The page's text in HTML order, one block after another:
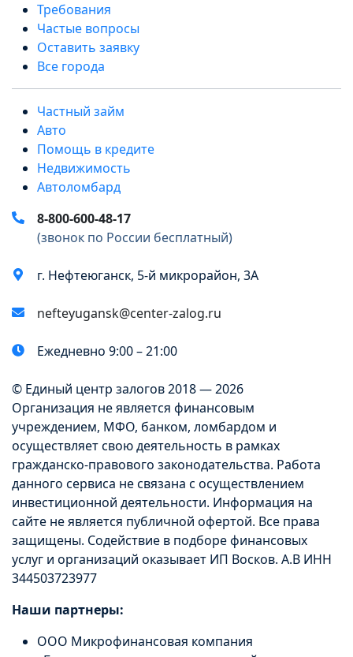
Требования
Частые вопросы
Оставить заявку
Все города
Частный займ
Авто
Помощь в кредите
Недвижимость
Автоломбард
8-800-600-48-17
(звонок по России бесплатный)
г. Нефтеюганск, 5-й микрорайон, 3А
nefteyugansk@center-zalog.ru
Ежедневно 9:00 – 21:00
© Единый центр залогов 2018 — 2026
Организация не является финансовым
учреждением, МФО, банком, ломбардом и
осуществляет свою деятельность в рамках
гражданско-правового законодательства. Работа
данного сервиса не связана с осуществлением
инвестиционной деятельности. Информация на
сайте не является публичной офертой. Все права
защищены. Содействие в подборе финансовых
услуг и организаций оказывает ИП Восков. А.В ИНН
344503723977
Наши партнеры:
ООО Микрофинансовая компания